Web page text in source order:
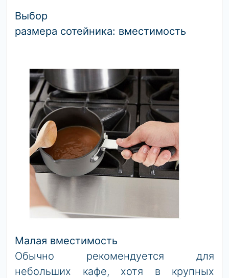
Выбор
размера сотейника: вместимость
Малая вместимость
Обычно рекомендуется для
небольших кафе, хотя в крупных